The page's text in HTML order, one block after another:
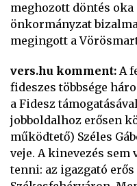
meghozott döntés oka
önkormányzat
megingott a
vers.hu komment: A
fideszes többsége
a Fidesz
jobboldalhoz erősen
működtető) Széles
veje. A kinevezés
tenni: az igazgató